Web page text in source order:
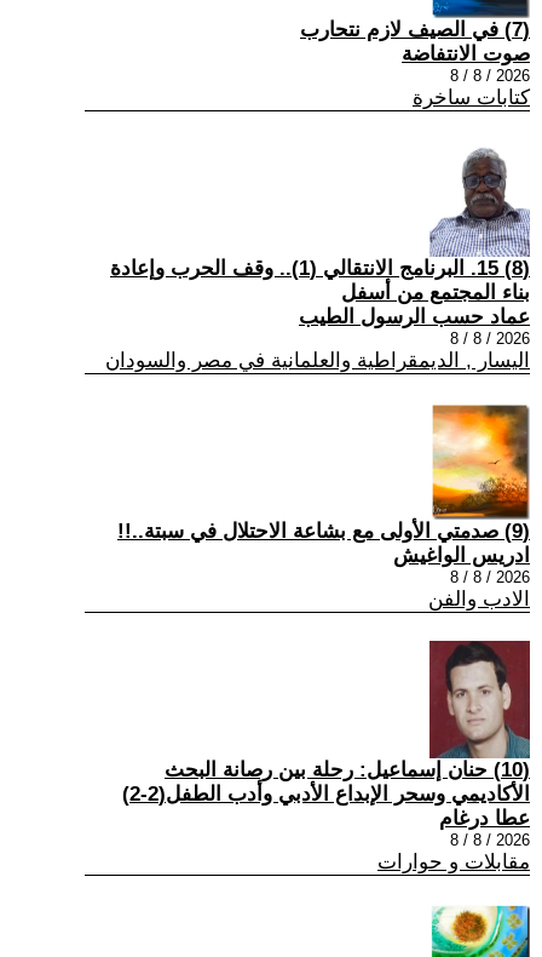
(7) في الصيف لازم نتحارب
صوت الانتفاضة
2026 / 8 / 8
كتابات ساخرة
(8) 15. البرنامج الانتقالي (1).. وقف الحرب وإعادة
بناء المجتمع من أسفل
عماد حسب الرسول الطيب
2026 / 8 / 8
اليسار , الديمقراطية والعلمانية في مصر والسودان
(9) صدمتي الأولى مع بشاعة الاحتلال في سبتة..!!
ادريس الواغيش
2026 / 8 / 8
الادب والفن
(10) حنان إسماعيل: رحلة بين رصانة البحث
الأكاديمي وسحر الإبداع الأدبي وأدب الطفل(2-2)
عطا درغام
2026 / 8 / 8
مقابلات و حوارات